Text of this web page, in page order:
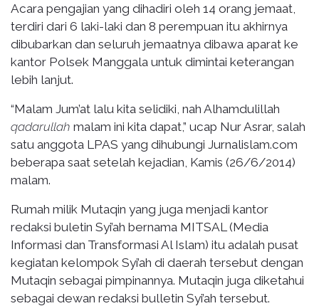
Acara pengajian yang dihadiri oleh 14 orang jemaat,
terdiri dari 6 laki-laki dan 8 perempuan itu akhirnya
dibubarkan dan seluruh jemaatnya dibawa aparat ke
kantor Polsek Manggala untuk dimintai keterangan
lebih lanjut.
“Malam Jum’at lalu kita selidiki, nah Alhamdulillah
qadarullah malam ini kita dapat,” ucap Nur Asrar, salah
satu anggota LPAS yang dihubungi Jurnalislam.com
beberapa saat setelah kejadian, Kamis (26/6/2014)
malam.
Rumah milik Mutaqin yang juga menjadi kantor
redaksi buletin Syi’ah bernama MITSAL (Media
Informasi dan Transformasi Al Islam) itu adalah pusat
kegiatan kelompok Syi’ah di daerah tersebut dengan
Mutaqin sebagai pimpinannya. Mutaqin juga diketahui
sebagai dewan redaksi bulletin Syi’ah tersebut.